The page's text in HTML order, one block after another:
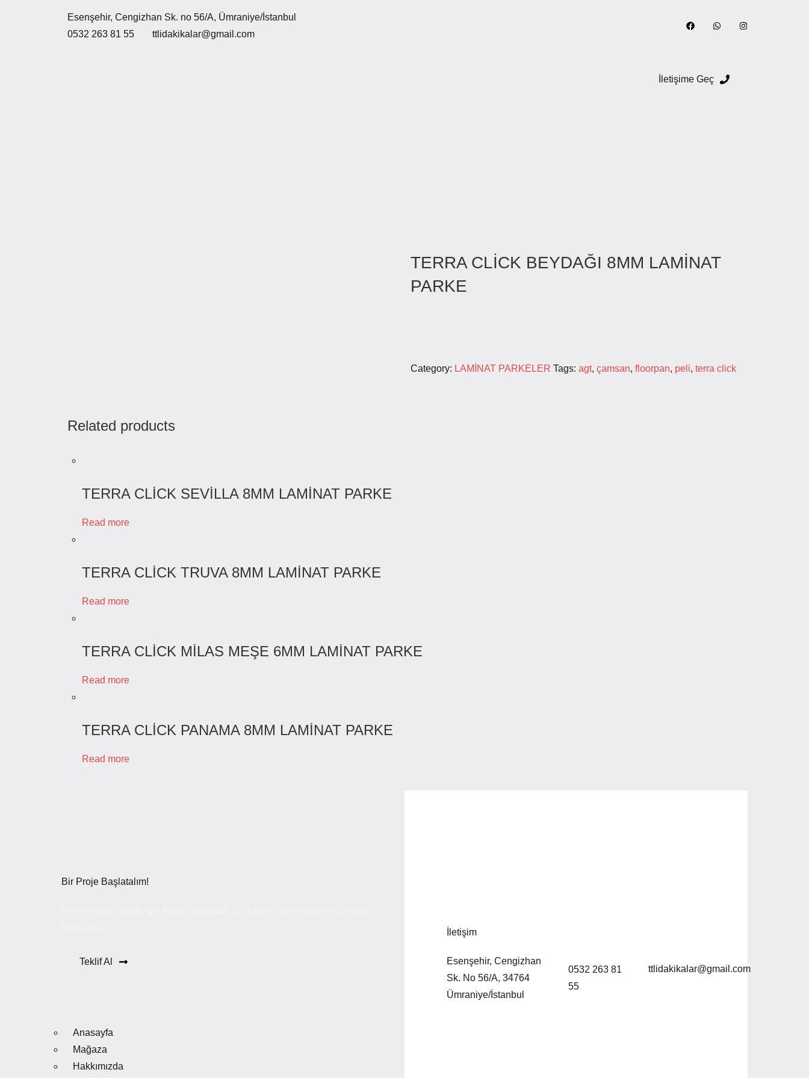
Esenşehir, Cengizhan Sk. no 56/A, Ümraniye/İstanbul
0532 263 81 55
ttlidakikalar@gmail.com
İletişime Geç
TERRA CLİCK BEYDAĞI 8MM LAMİNAT
PARKE
Category: LAMİNAT PARKELER Tags: agt, çamsan, floorpan, peli, terra click
Related products
TERRA CLİCK SEVİLLA 8MM LAMİNAT PARKE
Read more
TERRA CLİCK TRUVA 8MM LAMİNAT PARKE
Read more
TERRA CLİCK MİLAS MEŞE 6MM LAMİNAT PARKE
Read more
TERRA CLİCK PANAMA 8MM LAMİNAT PARKE
Read more
Bir Proje Başlatalım!
Teklif Al
Anasayfa
Mağaza
Hakkımızda
İletişim
Esenşehir, Cengizhan
Sk. No 56/A, 34764
Ümraniye/İstanbul
0532 263 81
55
ttlidakikalar@gmail.com